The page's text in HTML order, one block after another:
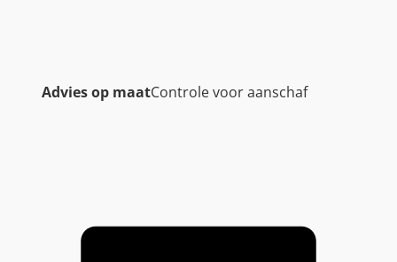
Advies op maatControle voor aanschaf